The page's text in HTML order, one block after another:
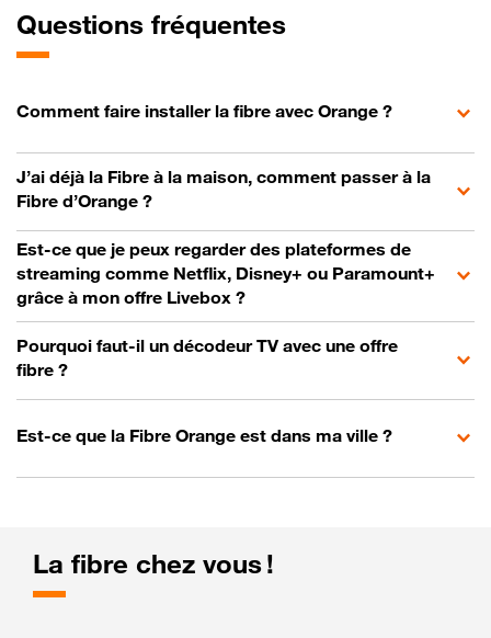
Questions fréquentes
Comment faire installer la fibre avec Orange ?
J’ai déjà la Fibre à la maison, comment passer à la
Fibre d’Orange ?
Est-ce que je peux regarder des plateformes de
streaming comme Netflix, Disney+ ou Paramount+
grâce à mon offre Livebox ?
Pourquoi faut-il un décodeur TV avec une offre
fibre ?
Est-ce que la Fibre Orange est dans ma ville ?
La fibre chez vous !